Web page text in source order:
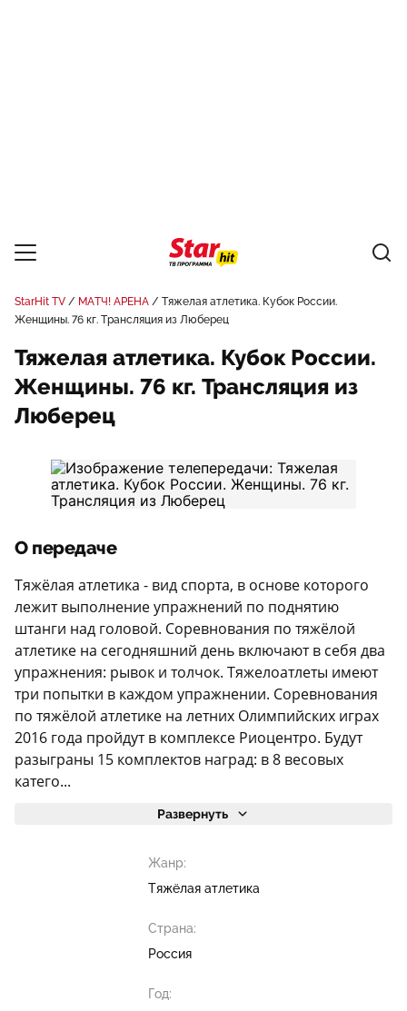
StarHit TV МАТЧ! АРЕНА
Тяжелая атлетика. Кубок России.
Женщины. 76 кг. Трансляция из Люберец
Тяжелая атлетика. Кубок России.
Женщины. 76 кг. Трансляция из
Люберец
О передаче
Тяжёлая атлетика - вид спорта, в основе которого
лежит выполнение упражнений по поднятию
штанги над головой. Соревнования по тяжёлой
атлетике на сегодняшний день включают в себя два
упражнения: рывок и толчок. Тяжелоатлеты имеют
три попытки в каждом упражнении. Соревнования
по тяжёлой атлетике на летних Олимпийских играх
2016 года пройдут в комплексе Риоцентро. Будут
разыграны 15 комплектов наград: в 8 весовых
катего...
Развернуть
Жанр:
Тяжёлая атлетика
Страна:
Россия
Год: